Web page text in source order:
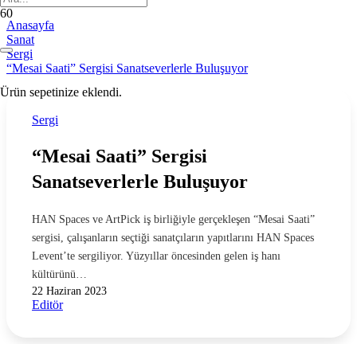
Ürün sepetinize eklendi.
Anasayfa
Sanat
Sergi
“Mesai Saati” Sergisi Sanatseverlerle Buluşuyor
Sergi
“Mesai Saati” Sergisi
Sanatseverlerle Buluşuyor
HAN Spaces ve ArtPick iş birliğiyle gerçekleşen “Mesai Saati”
sergisi, çalışanların seçtiği sanatçıların yapıtlarını HAN Spaces
Levent’te sergiliyor. Yüzyıllar öncesinden gelen iş hanı
kültürünü…
22 Haziran 2023
Editör